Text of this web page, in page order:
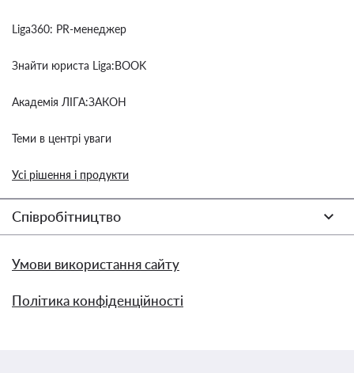
Liga360: PR-менеджер
Знайти юриста Liga:BOOK
Академія ЛІГА:ЗАКОН
Теми в центрі уваги
Усі рішення і продукти
Співробітництво
Умови використання сайту
Політика конфіденційності